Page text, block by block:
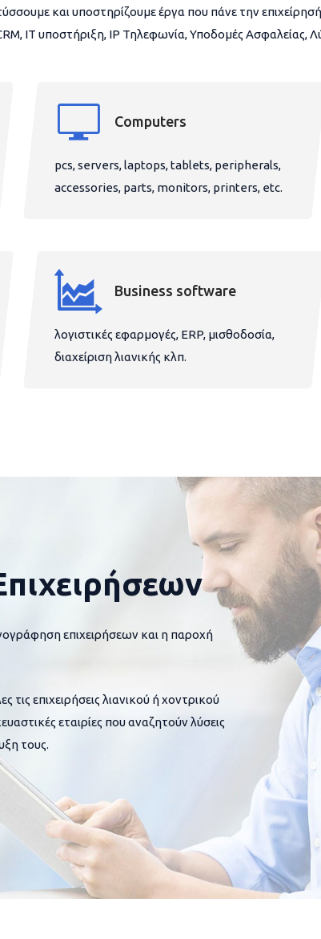
και υποστηρίζουμε έργα που πάνε την
IT υποστήριξη, IP Τηλεφωνία, Υποδομές Ασφαλείας,
Computers
pcs, servers, laptops, tablets, peripherals,
accessories, parts, monitors, printers, etc.
Business software
λογιστικές εφαρμογές, ERP, μισθοδοσία,
διαχείριση λιανικής κλπ.
επιχειρήσεων και η παροχή
επιχειρήσεις λιανικού ή χοντρικού
εταιρίες που αναζητούν λύσεις
τους.